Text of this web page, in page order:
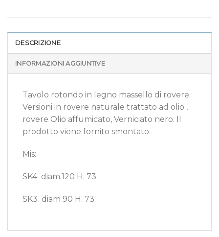
DESCRIZIONE
INFORMAZIONI AGGIUNTIVE
Tavolo rotondo in legno massello di rovere.
Versioni in rovere naturale trattato ad olio ,
rovere Olio affumicato, Verniciato nero. Il
prodotto viene fornito smontato.
Mis:
SK4 diam.120 H. 73
SK3 diam 90 H. 73